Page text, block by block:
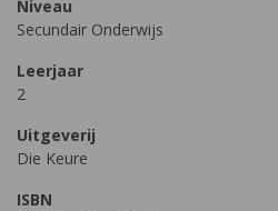
Niveau
Secundair Onderwijs
Leerjaar
2
Uitgeverij
Die Keure
ISBN